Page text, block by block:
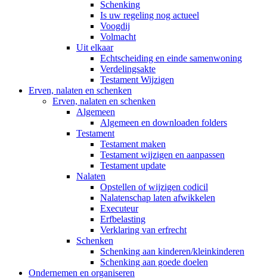
Schenking
Is uw regeling nog actueel
Voogdij
Volmacht
Uit elkaar
Echtscheiding en einde samenwoning
Verdelingsakte
Testament Wijzigen
Erven, nalaten en schenken
Erven, nalaten en schenken
Algemeen
Algemeen en downloaden folders
Testament
Testament maken
Testament wijzigen en aanpassen
Testament update
Nalaten
Opstellen of wijzigen codicil
Nalatenschap laten afwikkelen
Executeur
Erfbelasting
Verklaring van erfrecht
Schenken
Schenking aan kinderen/kleinkinderen
Schenking aan goede doelen
Ondernemen en organiseren